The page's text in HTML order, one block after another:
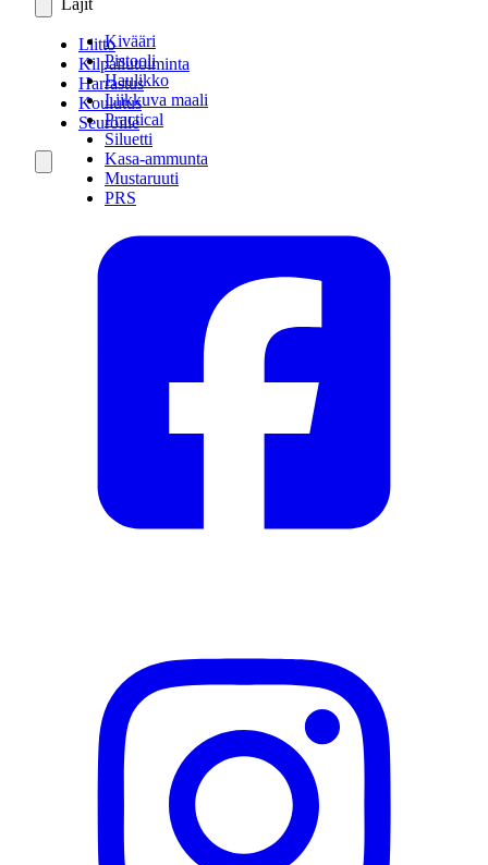
Lajit
Kivääri
Pistooli
Haulikko
Liikkuva maali
Practical
Siluetti
Kasa-ammunta
Mustaruuti
PRS
Liitto
Kilpailutoiminta
Harrastus
Koulutus
Seuroille